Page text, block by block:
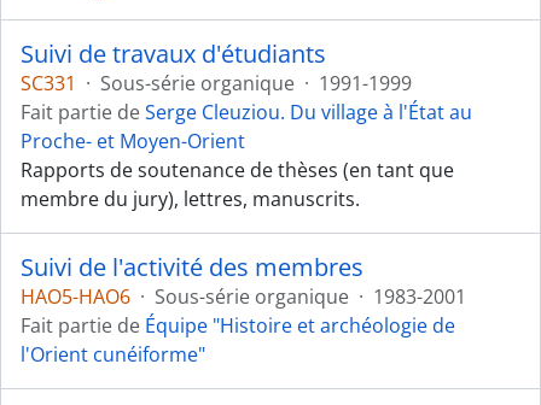
Suivi de travaux d'étudiants
SC331 · Sous-série organique · 1991-1999
Fait partie deSerge Cleuziou. Du village à l'État au
Proche- et Moyen-Orient
Rapports de soutenance de thèses (en tant que
membre du jury), lettres, manuscrits.
Suivi de l'activité des membres
HAO5-HAO6 · Sous-série organique · 1983-2001
Fait partie de Équipe "Histoire et archéologie de
l'Orient cunéiforme"